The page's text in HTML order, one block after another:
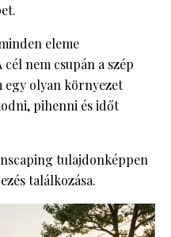
eleme
nem csupán a szép
egy olyan környezet
pihenni és időt
tulajdonképpen
találkozása.